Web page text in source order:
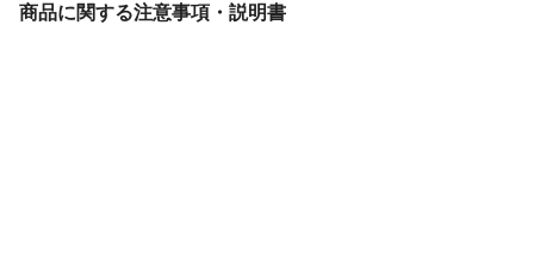
商品に関する注意事項・説明書